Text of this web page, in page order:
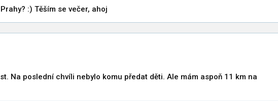
:) Těším se večer, ahoj
Na poslední chvíli nebylo komu předat děti. Ale mám aspoň 11 km na